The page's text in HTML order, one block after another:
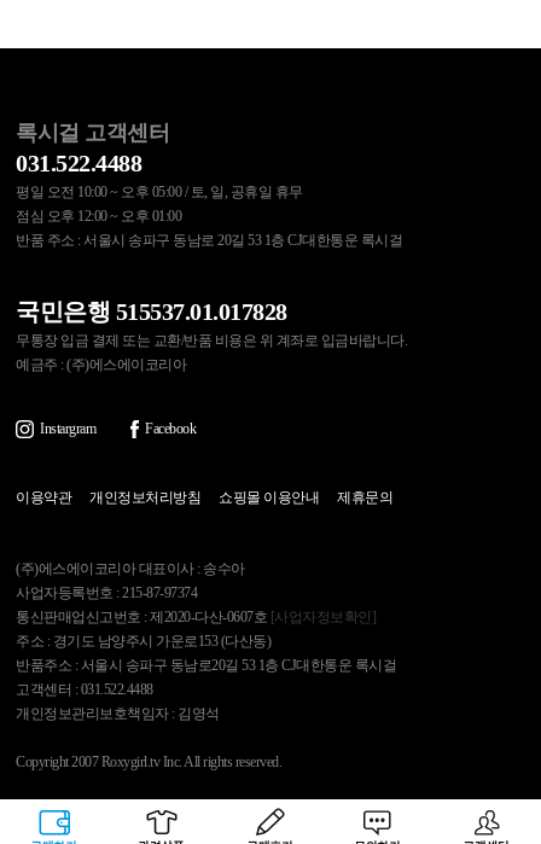
록시걸 고객센터
031.522.4488
평일 오전 10:00 ~ 오후 05:00 / 토, 일, 공휴일 휴무
점심 오후 12:00 ~ 오후 01:00
반품 주소 : 서울시 송파구 동남로 20길 53 1층 CJ대한통운 록시걸
국민은행 515537.01.017828
무통장 입금 결제 또는 교환/반품 비용은 위 계좌로 입금바랍니다.
예금주 : (주)에스에이코리아
Instargram Facebook
이용약관 개인정보처리방침 쇼핑몰 이용안내 제휴문의
(주)에스에이코리아 대표이사 : 송수아
사업자등록번호 : 215-87-97374
통신판매업신고번호 : 제2020-다산-0607호 [사업자정보확인]
주소 : 경기도 남양주시 가운로153 (다산동)
반품주소 : 서울시 송파구 동남로20길 53 1층 CJ대한통운 록시걸
고객센터 : 031.522.4488
개인정보관리보호책임자 : 김영석
Copyright 2007 Roxygirl.tv Inc. All rights reserved.
록시걸 PC Ver